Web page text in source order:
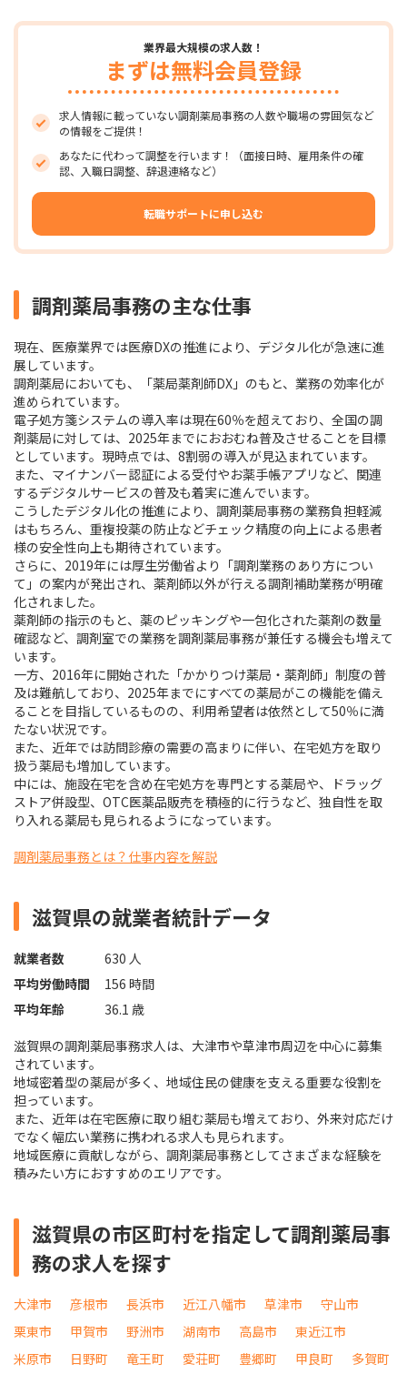
業界最大規模の求人数！
まずは無料会員登録
求人情報に載っていない調剤薬局事務の人数や職場の雰囲気など
の情報をご提供！
あなたに代わって調整を行います！（面接日時、雇用条件の確
認、入職日調整、辞退連絡など）
転職サポートに申し込む
調剤薬局事務の主な仕事
現在、医療業界では医療DXの推進により、デジタル化が急速に進
展しています。
調剤薬局においても、「薬局薬剤師DX」のもと、業務の効率化が
進められています。
電子処方箋システムの導入率は現在60％を超えており、全国の調
剤薬局に対しては、2025年までにおおむね普及させることを目標
としています。現時点では、8割弱の導入が見込まれています。
また、マイナンバー認証による受付やお薬手帳アプリなど、関連
するデジタルサービスの普及も着実に進んでいます。
こうしたデジタル化の推進により、調剤薬局事務の業務負担軽減
はもちろん、重複投薬の防止などチェック精度の向上による患者
様の安全性向上も期待されています。
さらに、2019年には厚生労働省より「調剤業務のあり方につい
て」の案内が発出され、薬剤師以外が行える調剤補助業務が明確
化されました。
薬剤師の指示のもと、薬のピッキングや一包化された薬剤の数量
確認など、調剤室での業務を調剤薬局事務が兼任する機会も増えて
います。
一方、2016年に開始された「かかりつけ薬局・薬剤師」制度の普
及は難航しており、2025年までにすべての薬局がこの機能を備え
ることを目指しているものの、利用希望者は依然として50％に満
たない状況です。
また、近年では訪問診療の需要の高まりに伴い、在宅処方を取り
扱う薬局も増加しています。
中には、施設在宅を含め在宅処方を専門とする薬局や、ドラッグ
ストア併設型、OTC医薬品販売を積極的に行うなど、独自性を取
り入れる薬局も見られるようになっています。
調剤薬局事務とは？仕事内容を解説
滋賀県の就業者統計データ
就業者数
630 人
平均労働時間
156 時間
平均年齢
36.1 歳
滋賀県の調剤薬局事務求人は、大津市や草津市周辺を中心に募集
されています。
地域密着型の薬局が多く、地域住民の健康を支える重要な役割を
担っています。
また、近年は在宅医療に取り組む薬局も増えており、外来対応だけ
でなく幅広い業務に携われる求人も見られます。
地域医療に貢献しながら、調剤薬局事務としてさまざまな経験を
積みたい方におすすめのエリアです。
滋賀県の市区町村を指定して調剤薬局事
務の求人を探す
大津市 彦根市 長浜市 近江八幡市 草津市
守山市
栗東市
甲賀市 野洲市 湖南市 高島市
東近江市
米原市
日野町 竜王町 愛荘町 豊郷町 甲良町 多賀町